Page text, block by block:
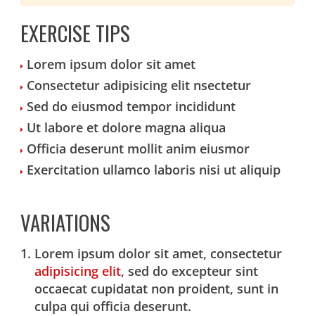
EXERCISE TIPS
Lorem ipsum dolor sit amet
Consectetur adipisicing elit nsectetur
Sed do eiusmod tempor incididunt
Ut labore et dolore magna aliqua
Officia deserunt mollit anim eiusmor
Exercitation ullamco laboris nisi ut aliquip
VARIATIONS
Lorem ipsum dolor sit amet, consectetur
adipisicing elit, sed do excepteur sint
occaecat cupidatat non proident, sunt in
culpa qui officia deserunt.